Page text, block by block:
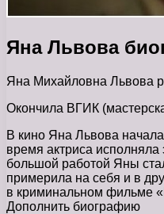
Яна Львова
Яна Михайловна Львова
Окончила ВГИК
В кино Яна Львова
время актриса
большой работой Яны
примерила на себя и в
в криминальном фильме
Дополнить биографию